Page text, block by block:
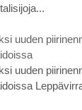
uuden
uuden